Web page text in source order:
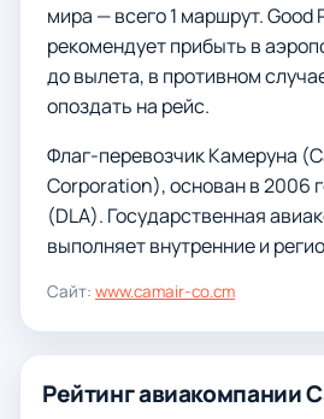
мира — всего 1 маршрут. Good
рекомендует прибыть в
до вылета, в противном
опоздать на рейс.
Флаг-перевозчик Камеруна
Corporation), основан в 2006
(DLA). Государственная
выполняет внутренние и
Сайт: www.camair-co.cm
Рейтинг авиакомпании